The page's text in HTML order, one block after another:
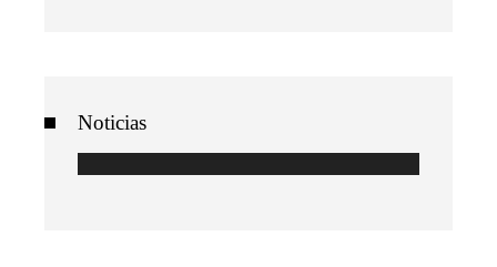
Noticias